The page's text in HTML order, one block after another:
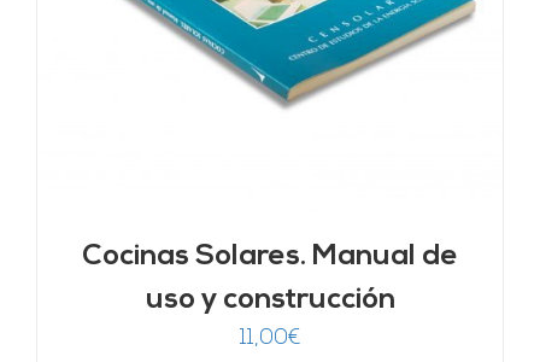
Cocinas Solares. Manual de
uso y construcción
11,00€